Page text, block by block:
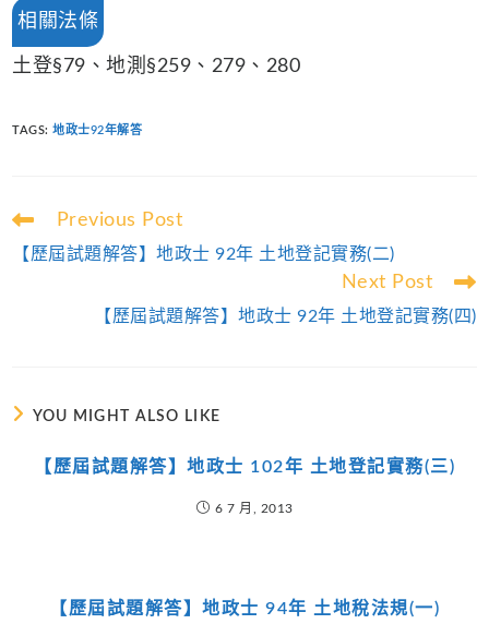
相關法條
土登§79、地測§259、279、280
TAGS:地政士92年解答
Read
articles
Previous Post
【歷屆試題解答】地政士 92年 土地登記實務(二)
Next Post
【歷屆試題解答】地政士 92年 土地登記實務(四)
YOU MIGHT ALSO LIKE
【歷屆試題解答】地政士 102年 土地登記實務(三)
6 7 月, 2013
【歷屆試題解答】地政士 94年 土地稅法規(一)